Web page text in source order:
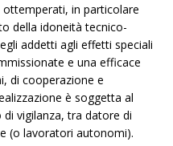
in particolare
della idoneità tecnico-
addetti agli effetti speciali
e una efficace
di cooperazione e
è soggetta al
vigilanza, tra datore di
(o lavoratori autonomi).